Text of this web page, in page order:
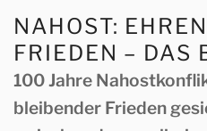
Inhalt
springen
NAHOST:
FRIEDEN – DAS
100 Jahre
bleibender Frieden